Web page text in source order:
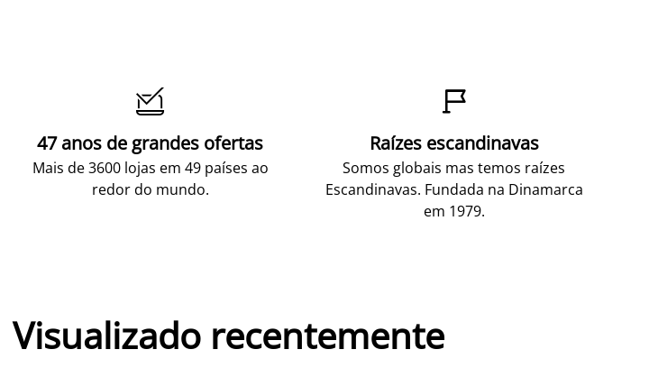

47 anos de grandes ofertas
Mais de 3600 lojas em 49 países ao
redor do mundo.

Raízes escandinavas
Somos globais mas temos raízes
Escandinavas. Fundada na Dinamarca
em 1979.
Visualizado recentemente